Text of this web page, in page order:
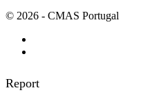
© 2026 - CMAS Portugal
Report